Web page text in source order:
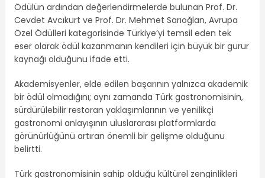
Ödülün ardından değerlendirmelerde bulunan Prof. Dr.
Cevdet Avcıkurt ve Prof. Dr. Mehmet Sarıoğlan, Avrupa
Özel Ödülleri kategorisinde Türkiye’yi temsil eden tek
eser olarak ödül kazanmanın kendileri için büyük bir gurur
kaynağı olduğunu ifade etti.
Akademisyenler, elde edilen başarının yalnızca akademik
bir ödül olmadığını; aynı zamanda Türk gastronomisinin,
sürdürülebilir restoran yaklaşımlarının ve yenilikçi
gastronomi anlayışının uluslararası platformlarda
görünürlüğünü artıran önemli bir gelişme olduğunu
belirtti.
Türk gastronomisinin sahip olduğu kültürel zenginlikleri